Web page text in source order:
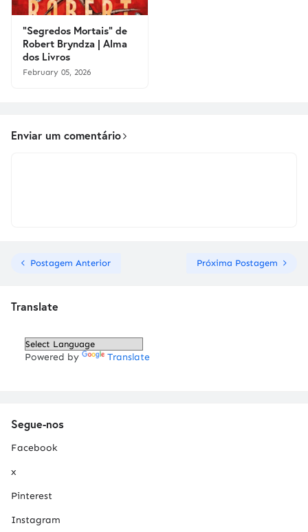
"Segredos Mortais" de
Robert Bryndza | Alma
dos Livros
February 05, 2026
Enviar um comentário
Postagem Anterior Próxima Postagem
Translate
Powered by Translate
Segue-nos
Facebook
x
Pinterest
Instagram